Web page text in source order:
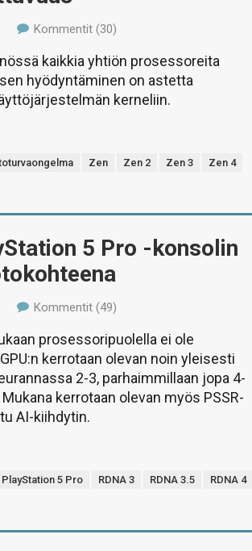
Kommentit (30)
kaikkia yhtiön prosessoreita
hyödyntäminen on astetta
kerneliin.
Zen Zen 2 Zen 3
Zen 4
5 Pro -konsolin
Kommentit (49)
prosessoripuolella ei ole
kerrotaan olevan noin yleisesti
2-3, parhaimmillaan jopa 4-
kerrotaan olevan myös PSSR-
AI-kiihdytin.
PlayStation 5 Pro RDNA 3 RDNA 3.5
RDNA 4